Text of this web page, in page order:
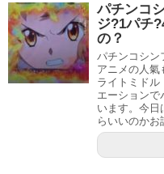
パチンコ
ジ?1パチ
の？
パチンコシン
アニメの人氣
ライトミドル
エーションで
います。今日
らいいのかお